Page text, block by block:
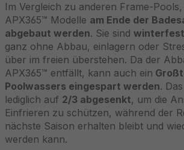
Im Vergleich zu anderen Frame-Pools,
APX365™ Modelle am Ende der
abgebaut werden. Sie sind winterfest
ganz ohne Abbau, einlagern oder
über im freien überstehen. Da der
APX365™ entfällt, kann auch ein
Poolwassers eingespart werden.
lediglich auf 2/3 abgesenkt, um die
Einfrieren zu schützen, während der
nächste Saison erhalten bleibt und
werden kann.